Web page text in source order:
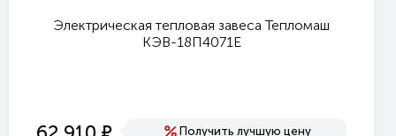
Электрическая тепловая завеса Тепломаш
КЭВ-18П4071Е
е Получить лучшую цену